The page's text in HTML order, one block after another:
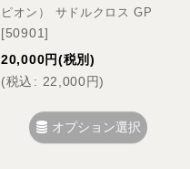
ピオン） サドルクロス GP
[50901]
20,000円(税別)
(税込 : 22,000円)
オプション選択